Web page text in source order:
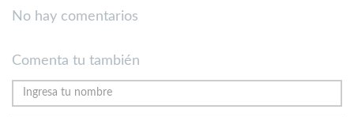
No hay comentarios
Comenta tu también